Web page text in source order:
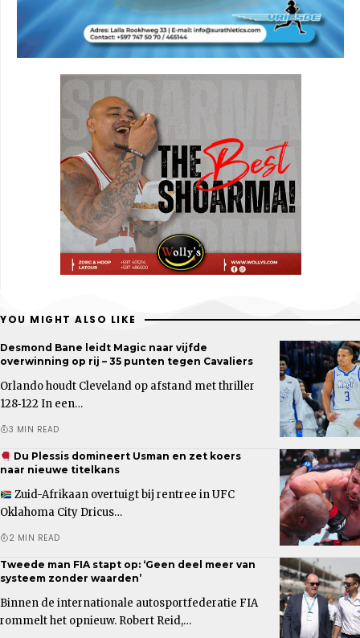
YOU MIGHT ALSO LIKE
Desmond Bane leidt Magic naar vijfde
overwinning op rij – 35 punten tegen Cavaliers
Orlando houdt Cleveland op afstand met thriller
128‑122 In een…
3 MIN READ
Du Plessis domineert Usman en zet koers
naar nieuwe titelkans
Zuid-Afrikaan overtuigt bij rentree in UFC
Oklahoma City Dricus…
2 MIN READ
Tweede man FIA stapt op: ‘Geen deel meer van
systeem zonder waarden’
Binnen de internationale autosportfederatie FIA
rommelt het opnieuw. Robert Reid,…